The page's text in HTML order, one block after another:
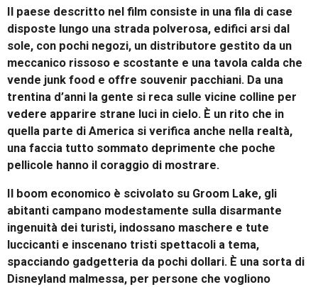
Il paese descritto nel film consiste in una fila di case
disposte lungo una strada polverosa, edifici arsi dal
sole, con pochi negozi, un distributore gestito da un
meccanico rissoso e scostante e una tavola calda che
vende junk food e offre souvenir pacchiani. Da una
trentina d’anni la gente si reca sulle vicine colline per
vedere apparire strane luci in cielo. È un rito che in
quella parte di America si verifica anche nella realtà,
una faccia tutto sommato deprimente che poche
pellicole hanno il coraggio di mostrare.
Il boom economico è scivolato su Groom Lake, gli
abitanti campano modestamente sulla disarmante
ingenuità dei turisti, indossano maschere e tute
luccicanti e inscenano tristi spettacoli a tema,
spacciando gadgetteria da pochi dollari. È una sorta di
Disneyland malmessa, per persone che vogliono